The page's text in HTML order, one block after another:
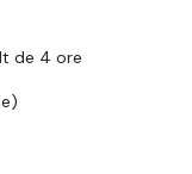
de 4 ore